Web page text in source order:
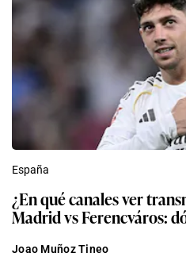
España
¿En qué canales ver
Madrid vs Ferencváros:
Joao Muñoz Tineo